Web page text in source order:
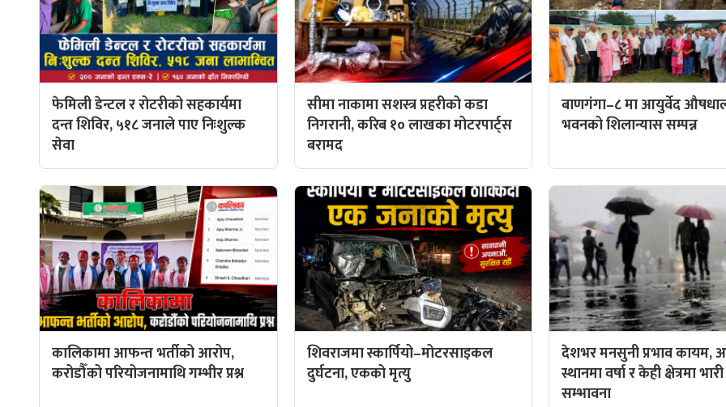
फेमिली डेन्टल र रोटरीको सहकार्यमा
दन्त शिविर, ५१८ जनाले पाए निःशुल्क
सेवा
सीमा नाकामा सशस्त्र प्रहरीको कडा
निगरानी, करिब १० लाखका मोटरपार्ट्स
बरामद
बाणगंगा–८ मा आयुर्वेद
भवनको शिलान्यास सम्पन्न
कालिकामा आफन्त भर्तीको आरोप,
करोडौँको परियोजनामाथि गम्भीर प्रश्न
शिवराजमा स्कार्पियो–मोटरसाइकल
दुर्घटना, एकको मृत्यु
देशभर मनसुनी प्रभाव कायम,
स्थानमा वर्षा र केही क्षेत्रमा
सम्भावना